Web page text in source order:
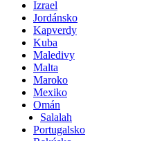
Izrael
Jordánsko
Kapverdy
Kuba
Maledivy
Malta
Maroko
Mexiko
Omán
Salalah
Portugalsko